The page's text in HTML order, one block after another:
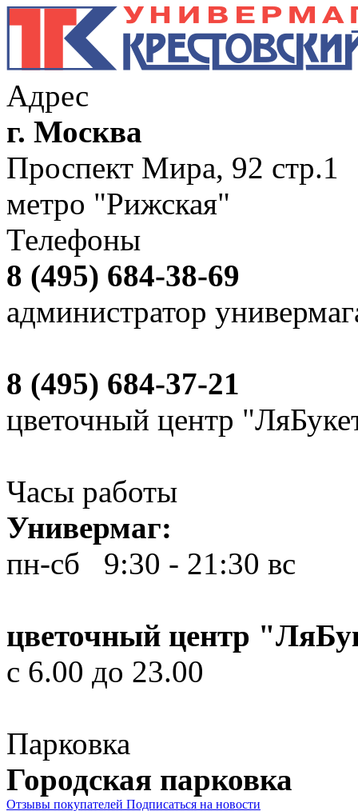
Адрес
г. Москва
Проспект Мира, 92 стр.1
метро "Рижская"
Телефоны
8 (495) 684-38-69
администратор
8 (495) 684-37-21
цветочный центр
Часы работы
Универмаг:
пн-сб 9:30 - 21:30 вс
цветочный центр
с 6.00 до 23.00
Парковка
Городская парковка
Отзывы покупателей Подписаться на новости